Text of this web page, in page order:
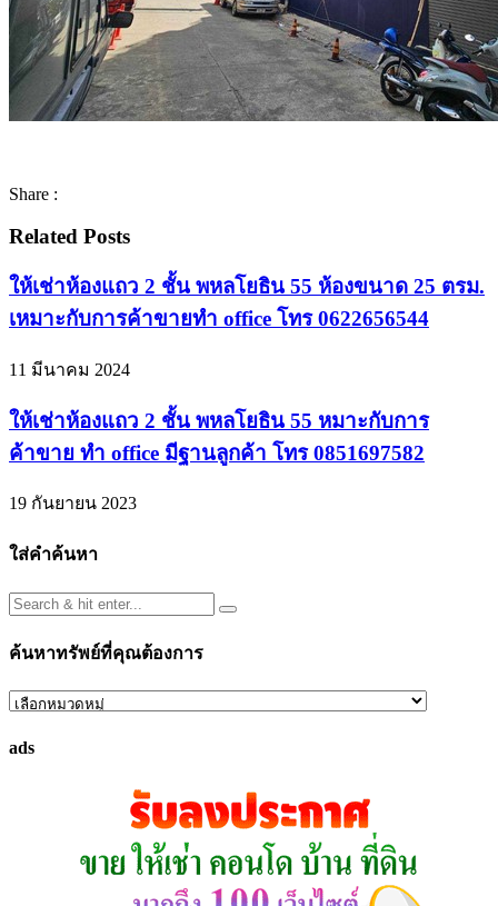
Share :
Related Posts
ให้เช่าห้องแถว 2 ชั้น พหลโยธิน 55 ห้องขนาด 25 ตรม.
เหมาะกับการค้าขายทำ office โทร 0622656544
11 มีนาคม 2024
ให้เช่าห้องแถว 2 ชั้น พหลโยธิน 55 หมาะกับการ
ค้าขาย ทำ office มีฐานลูกค้า โทร 0851697582
19 กันยายน 2023
ใส่คำค้นหา
ค้นหาทรัพย์ที่คุณต้องการ
ค้นหา
ที่
ads